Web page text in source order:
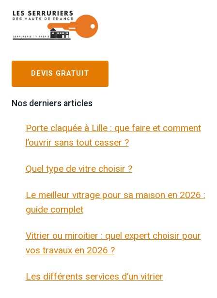
DEVIS GRATUIT
Nos derniers articles
Porte claquée à Lille : que faire et comment
l’ouvrir sans tout casser ?
Quel type de vitre choisir ?
Le meilleur vitrage pour sa maison en 2026 :
guide complet
Vitrier ou miroitier : quel expert choisir pour
vos travaux en 2026 ?
Les différents services d’un vitrier